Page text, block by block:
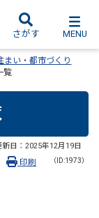
さがす MENU
まい・都市づくり
覧
日： 2025年12月19日
（ID:1973）
印刷